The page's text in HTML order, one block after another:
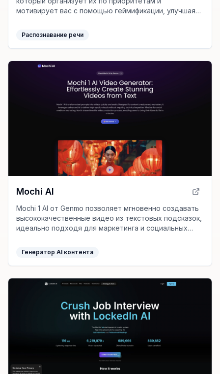
мотивирует вас с помощью геймификации, улучшая
Распознавание речи
Mochi AI
Mochi 1 AI от Genmo позволяет мгновенно создавать
высококачественные видео из текстовых подсказок,
идеально подходя для маркетинга и социальных
Генератор AI контента